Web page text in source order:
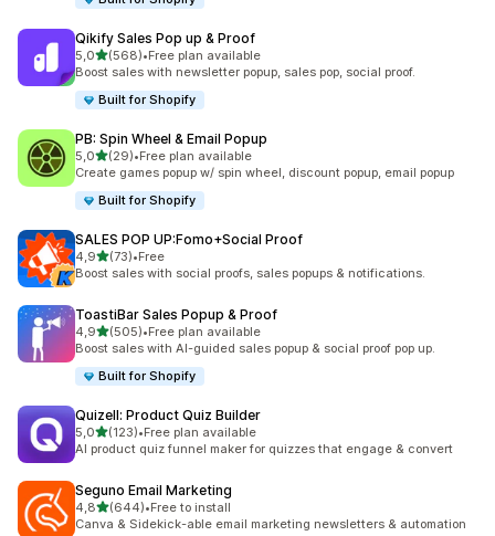
Qikify Sales Pop up & Proof
5,0av 5 stjerner
(568)
Totalt 568 omtaler
•Free plan available
Boost sales with newsletter popup, sales pop, social proof.
Built for Shopify
PB: Spin Wheel & Email Popup
5,0av 5 stjerner
(29)
Totalt 29 omtaler
•Free plan available
Create games popup w/ spin wheel, discount popup, email popup
Built for Shopify
SALES POP UP:Fomo+Social Proof
4,9av 5 stjerner
(73)
Totalt 73 omtaler
•Free
Boost sales with social proofs, sales popups & notifications.
ToastiBar Sales Popup & Proof
4,9av 5 stjerner
(505)
Totalt 505 omtaler
•Free plan available
Boost sales with AI-guided sales popup & social proof pop up.
Built for Shopify
Quizell: Product Quiz Builder
5,0av 5 stjerner
(123)
Totalt 123 omtaler
•Free plan available
AI product quiz funnel maker for quizzes that engage & convert
Seguno Email Marketing
4,8av 5 stjerner
(644)
Totalt 644 omtaler
•Free to install
Canva & Sidekick-able email marketing newsletters & automation